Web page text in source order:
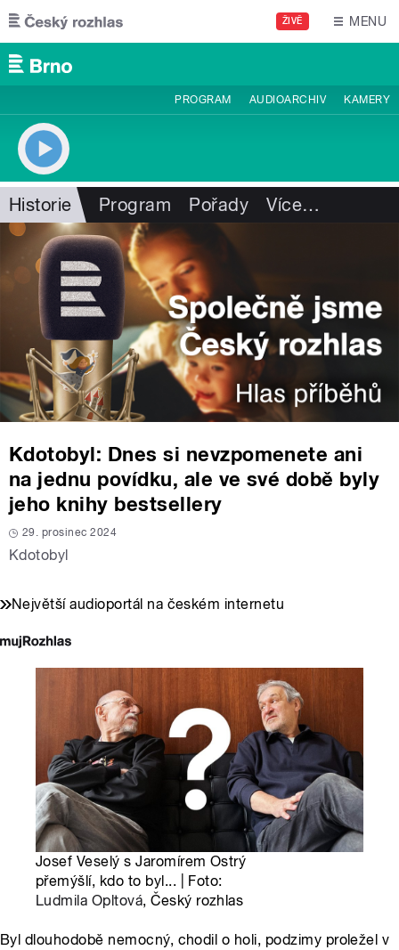
Přejít k hlavnímu obsahu
ŽIVĚ MENU
PROGRAM AUDIOARCHIV KAMERY
Historie Program Pořady Více…
Kdotobyl: Dnes si nevzpomenete ani
na jednu povídku, ale ve své době byly
jeho knihy bestsellery
29. prosinec 2024
Kdotobyl
Největší audioportál na českém internetu
Josef Veselý s Jaromírem Ostrý
přemýšlí, kdo to byl... | Foto:
Ludmila Opltová, Český rozhlas
Byl dlouhodobě nemocný, chodil o holi, podzimy proležel v